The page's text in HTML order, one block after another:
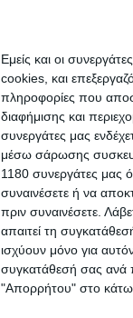
Εμείς και οι
cookies, και
πληροφορίες που
διαφήμισης και
συνεργάτες μας
μέσω σάρωσης
1180 συνεργάτες μας
συναινέσετε ή να
πριν συναινέσετε.
απαιτεί τη
ισχύουν μόνο για
συγκατάθεσή σας ανά
"Απορρήτου" στο κάτω